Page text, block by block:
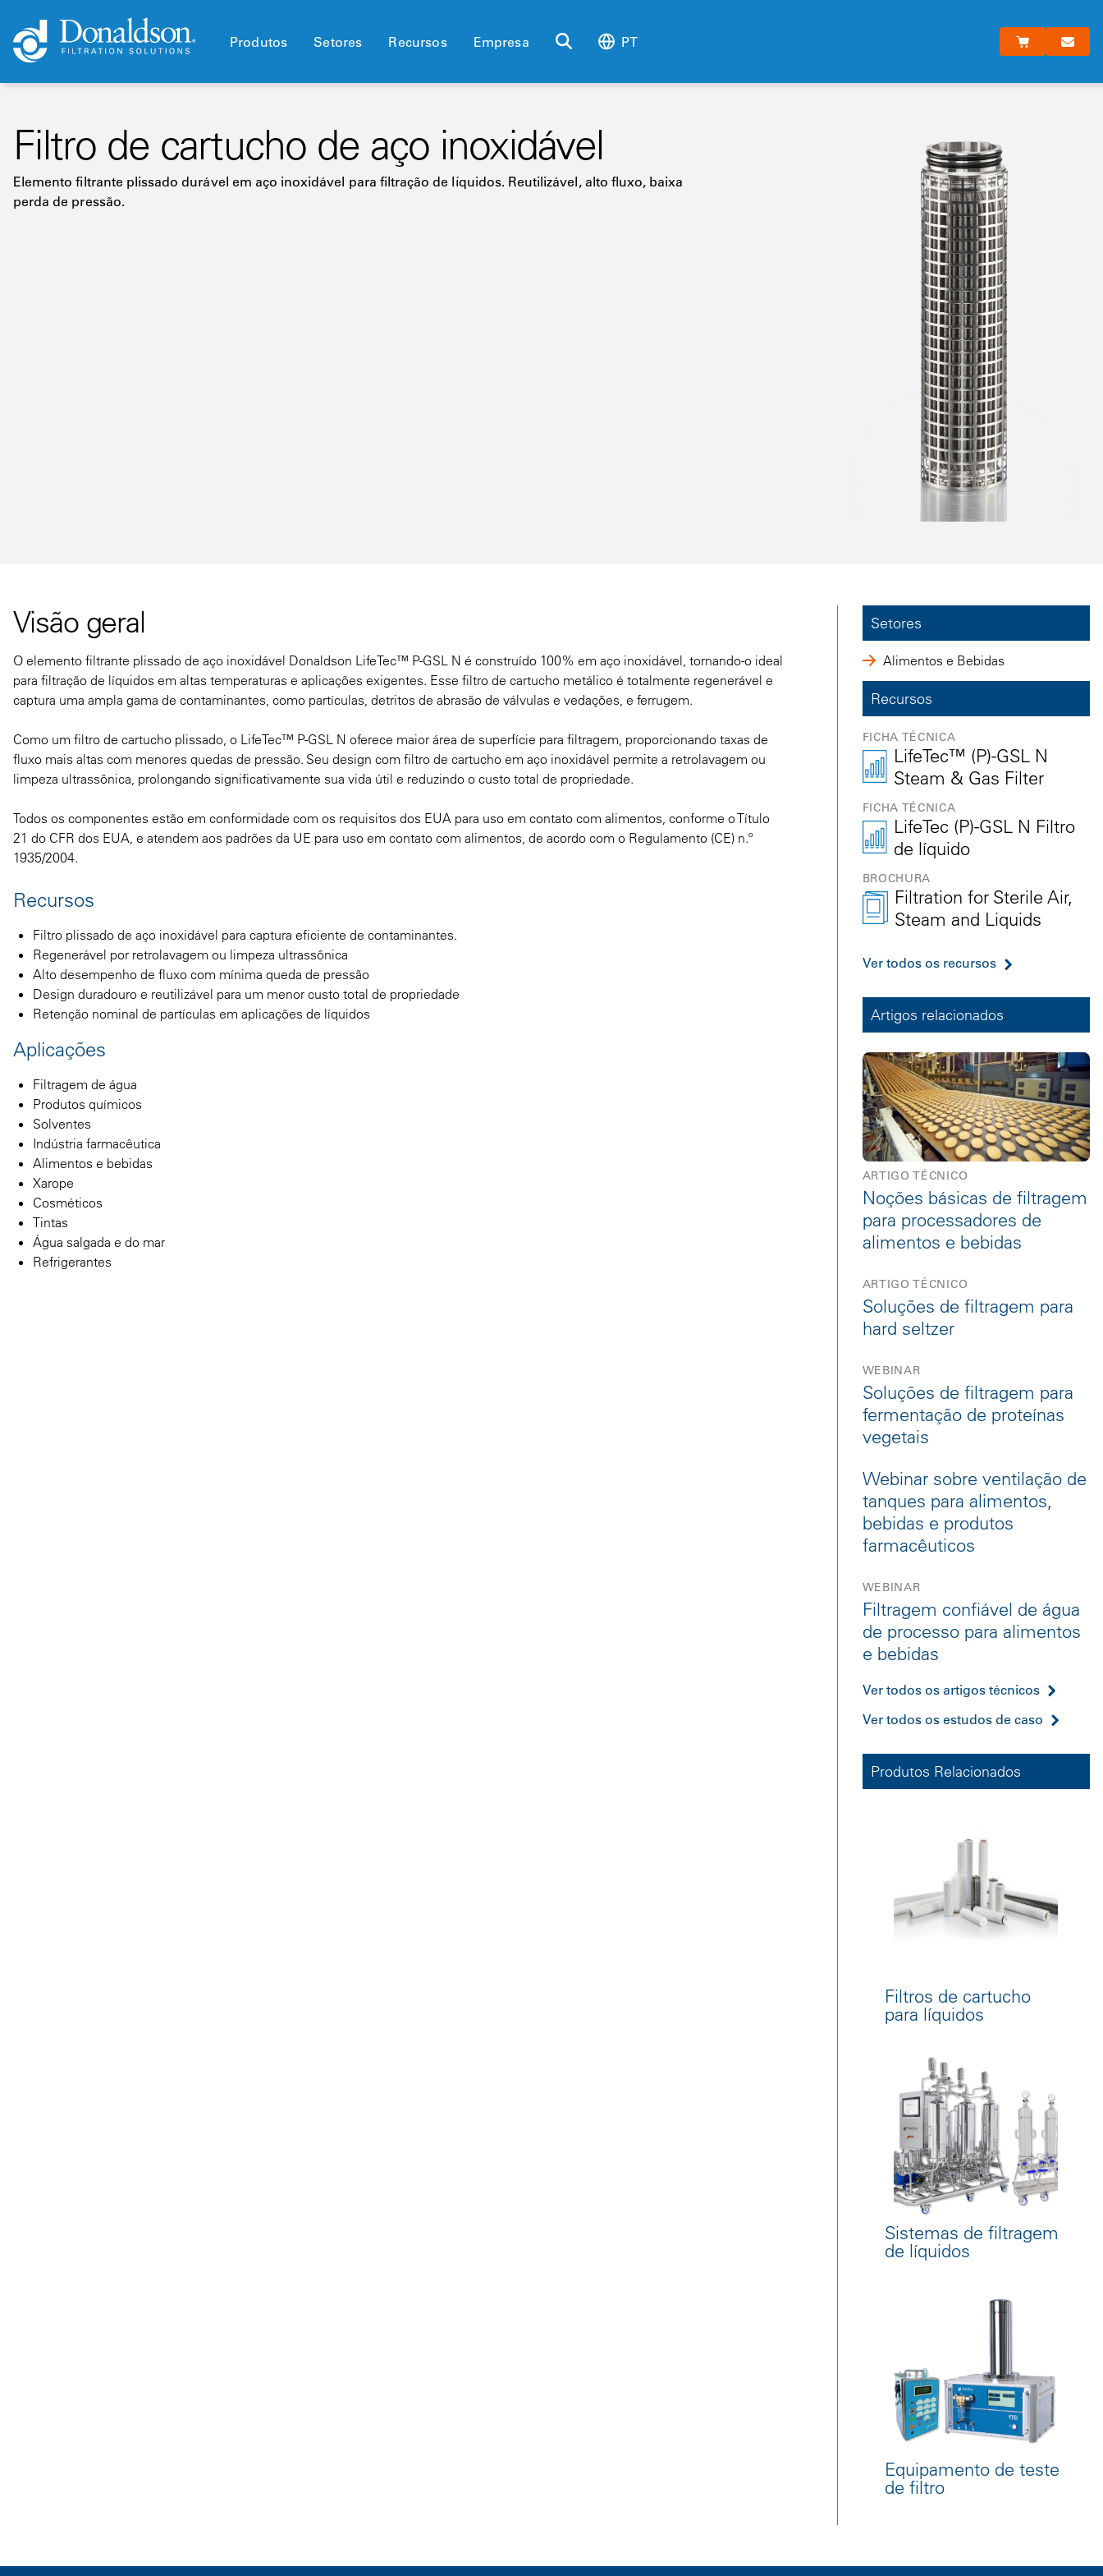
Produtos Setores Recursos Empresa PT
Filtro de cartucho de aço inoxidável
Elemento filtrante plissado durável em aço inoxidável para filtração de líquidos. Reutilizável, alto fluxo, baixa
perda de pressão.
Visão geral
O elemento filtrante plissado de aço inoxidável Donaldson LifeTec™ P-GSL N é construído 100% em aço inoxidável, tornando-o ideal
para filtração de líquidos em altas temperaturas e aplicações exigentes. Esse filtro de cartucho metálico é totalmente regenerável e
captura uma ampla gama de contaminantes, como partículas, detritos de abrasão de válvulas e vedações, e ferrugem.
Como um filtro de cartucho plissado, o LifeTec™ P-GSL N oferece maior área de superfície para filtragem, proporcionando taxas de
fluxo mais altas com menores quedas de pressão. Seu design com filtro de cartucho em aço inoxidável permite a retrolavagem ou
limpeza ultrassônica, prolongando significativamente sua vida útil e reduzindo o custo total de propriedade.
Todos os componentes estão em conformidade com os requisitos dos EUA para uso em contato com alimentos, conforme o Título
21 do CFR dos EUA, e atendem aos padrões da UE para uso em contato com alimentos, de acordo com o Regulamento (CE) n.º
1935/2004.
Recursos
Filtro plissado de aço inoxidável para captura eficiente de contaminantes.
Regenerável por retrolavagem ou limpeza ultrassônica
Alto desempenho de fluxo com mínima queda de pressão
Design duradouro e reutilizável para um menor custo total de propriedade
Retenção nominal de partículas em aplicações de líquidos
Aplicações
Filtragem de água
Produtos químicos
Solventes
Indústria farmacêutica
Alimentos e bebidas
Xarope
Cosméticos
Tintas
Água salgada e do mar
Refrigerantes
Setores
Alimentos e Bebidas
Recursos
FICHA TÉCNICA
LifeTec™ (P)-GSL N
Steam & Gas Filter
FICHA TÉCNICA
LifeTec (P)-GSL N Filtro
de líquido
BROCHURA
Filtration for Sterile Air,
Steam and Liquids
Ver todos os recursos
Artigos relacionados
ARTIGO TÉCNICO
Noções básicas de filtragem
para processadores de
alimentos e bebidas
ARTIGO TÉCNICO
Soluções de filtragem para
hard seltzer
WEBINAR
Soluções de filtragem para
fermentação de proteínas
vegetais
Webinar sobre ventilação de
tanques para alimentos,
bebidas e produtos
farmacêuticos
WEBINAR
Filtragem confiável de água
de processo para alimentos
e bebidas
Ver todos os artigos técnicos
Ver todos os estudos de caso
Produtos Relacionados
Filtros de cartucho
para líquidos
Sistemas de filtragem
de líquidos
Equipamento de teste
de filtro